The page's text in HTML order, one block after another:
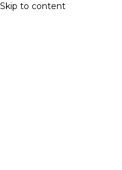
Skip to content